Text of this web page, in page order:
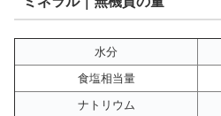
水分
食塩相当量
ナトリウム